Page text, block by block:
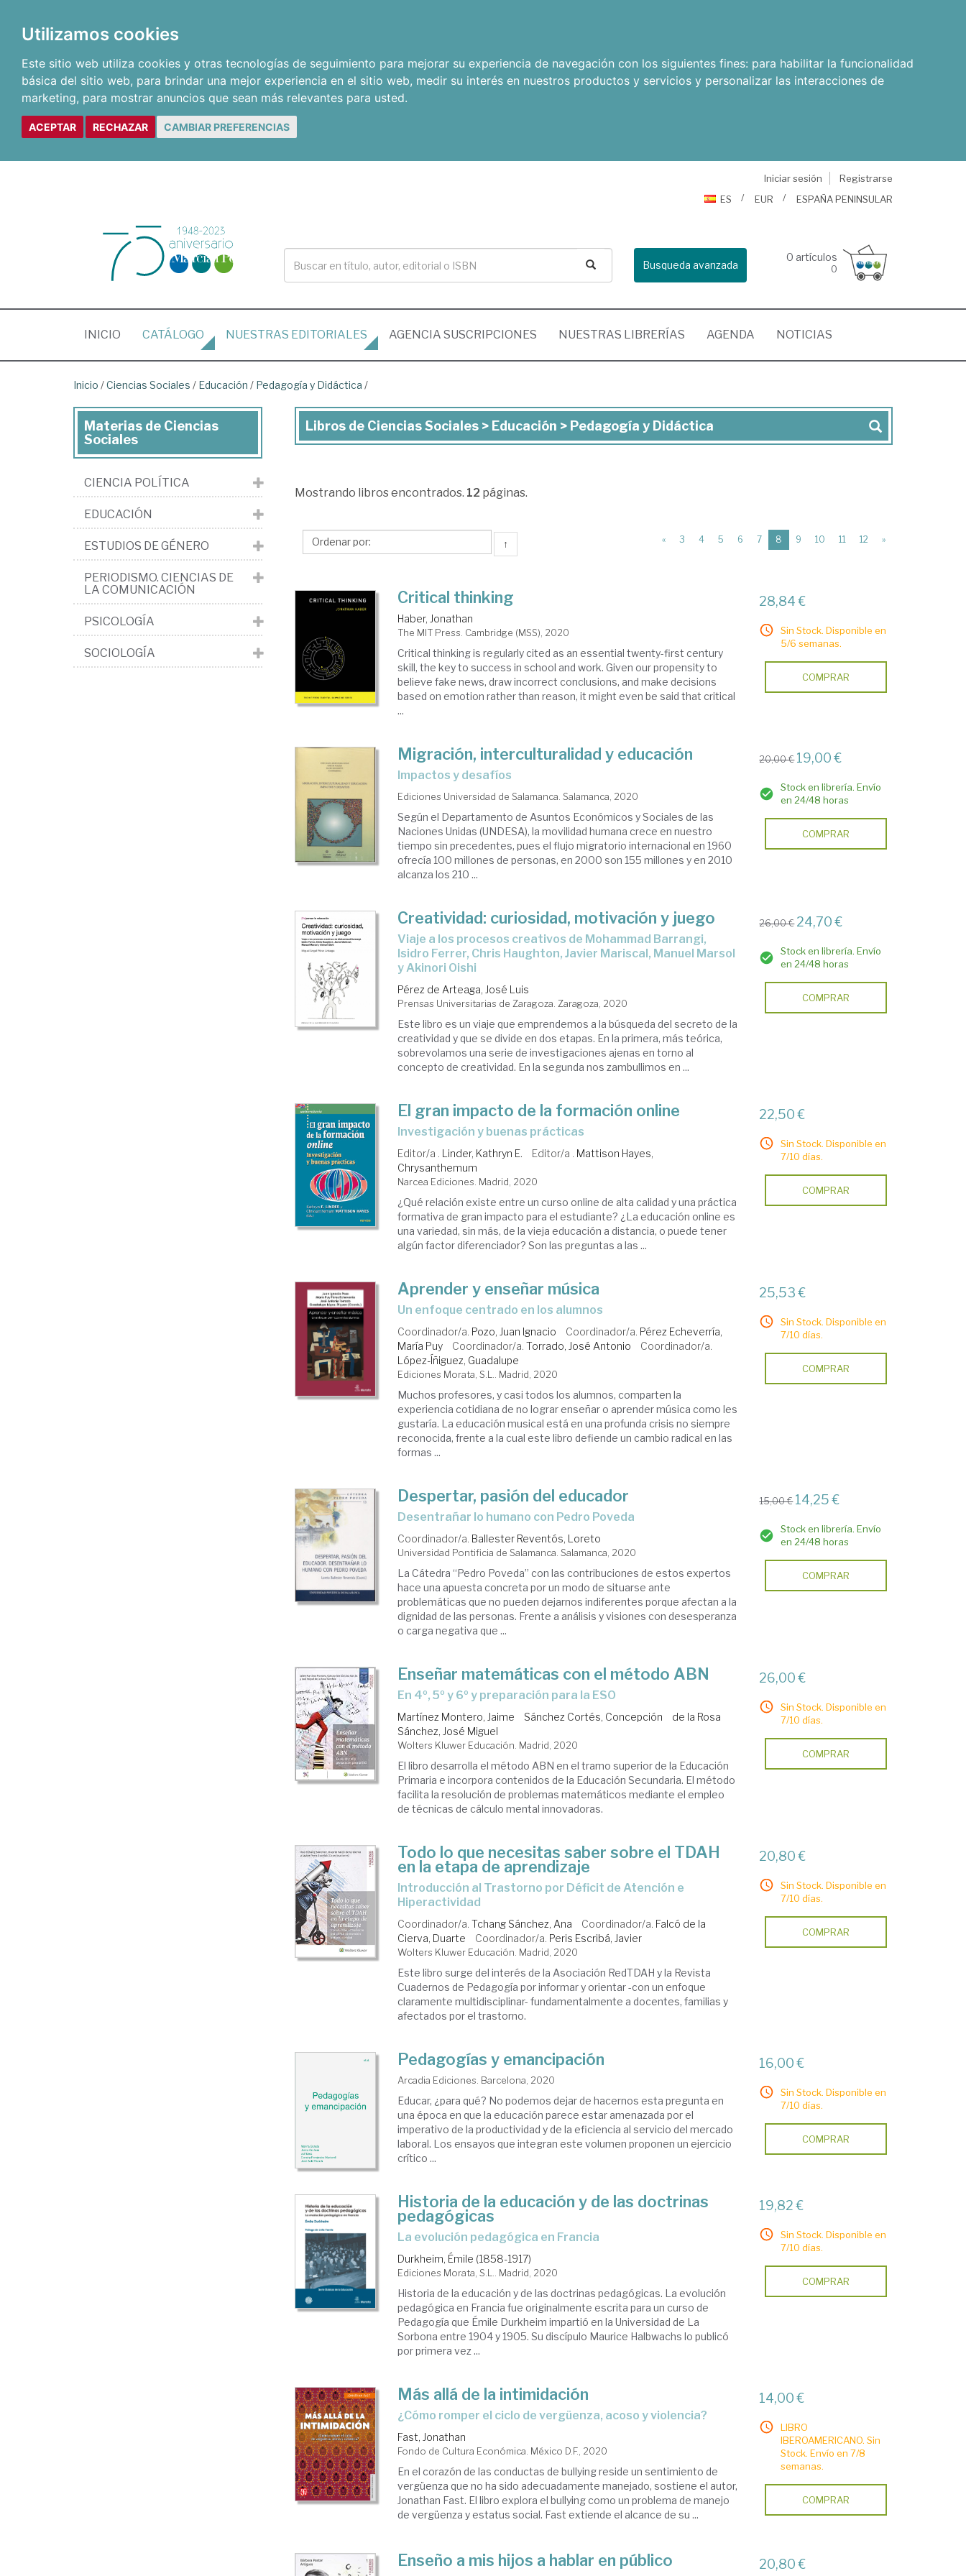
Utilizamos cookies
Este sitio web utiliza cookies y otras tecnologías de seguimiento para mejorar su experiencia de navegación con los siguientes fines: para habilitar la funcionalidad
básica del sitio web, para brindar una mejor experiencia en el sitio web, medir su interés en nuestros productos y servicios y personalizar las interacciones de
marketing, para mostrar anuncios que sean más relevantes para usted.
ACEPTAR RECHAZAR CAMBIAR PREFERENCIAS
Iniciar sesión
Registrarse
ES
EUR ESPAÑA PENINSULAR
Busqueda avanzada
0 artículos
0
INICIO (CURRENT)
CATÁLOGO NUESTRAS EDITORIALES AGENCIA SUSCRIPCIONES NUESTRAS LIBRERÍAS AGENDA NOTICIAS
Inicio /Ciencias Sociales / Educación / Pedagogía y Didáctica /
Libros
Sociales
Educación
Pedagogía
Didáctica
Libros de Ciencias Sociales > Educación > Pedagogía y Didáctica
Mostrando libros encontrados. 12 páginas.
↑ « 3 4 5 6 7 8 (current)
9 10 11 12 »
Critical thinking
Haber, Jonathan
The MIT Press. Cambridge (MSS), 2020
Critical thinking is regularly cited as an essential twenty-first century
skill, the key to success in school and work. Given our propensity to
believe fake news, draw incorrect conclusions, and make decisions
based on emotion rather than reason, it might even be said that critical
...
28,84 €
Sin Stock. Disponible en
5/6 semanas.
COMPRAR
Migración, interculturalidad y educación
impactos y desafíos
Ediciones Universidad de Salamanca. Salamanca, 2020
Según el Departamento de Asuntos Económicos y Sociales de las
Naciones Unidas (UNDESA), la movilidad humana crece en nuestro
tiempo sin precedentes, pues el flujo migratorio internacional en 1960
ofrecía 100 millones de personas, en 2000 son 155 millones y en 2010
alcanza los 210 ...
20,00 € 19,00 €
Stock en librería. Envío
en 24/48 horas
COMPRAR
Creatividad: curiosidad, motivación y juego
Viaje a los procesos creativos de Mohammad Barrangi,
Isidro Ferrer, Chris Haughton, Javier Mariscal, Manuel Marsol
y Akinori Oishi
Pérez de Arteaga, José Luis
Prensas Universitarias de Zaragoza. Zaragoza, 2020
Este libro es un viaje que emprendemos a la búsqueda del secreto de la
creatividad y que se divide en dos etapas. En la primera, más teórica,
sobrevolamos una serie de investigaciones ajenas en torno al
concepto de creatividad. En la segunda nos zambullimos en ...
26,00 € 24,70 €
Stock en librería. Envío
en 24/48 horas
COMPRAR
El gran impacto de la formación online
Investigación y buenas prácticas
Editor/a . Linder, Kathryn E. Editor/a . Mattison Hayes,
Chrysanthemum
Narcea Ediciones. Madrid, 2020
¿Qué relación existe entre un curso online de alta calidad y una práctica
formativa de gran impacto para el estudiante? ¿La educación online es
una variedad, sin más, de la vieja educación a distancia, o puede tener
algún factor diferenciador? Son las preguntas a las ...
22,50 €
Sin Stock. Disponible en
7/10 días.
COMPRAR
Aprender y enseñar música
Un enfoque centrado en los alumnos
Coordinador/a. Pozo, Juan Ignacio Coordinador/a. Pérez Echeverría,
María Puy
Coordinador/a.Torrado, José Antonio
Coordinador/a.
López-Íñiguez, Guadalupe
Ediciones Morata, S.L.. Madrid, 2020
Muchos profesores, y casi todos los alumnos, comparten la
experiencia cotidiana de no lograr enseñar o aprender música como les
gustaría. La educación musical está en una profunda crisis no siempre
reconocida, frente a la cual este libro defiende un cambio radical en las
formas ...
25,53 €
Sin Stock. Disponible en
7/10 días.
COMPRAR
Despertar, pasión del educador
desentrañar lo humano con Pedro Poveda
Coordinador/a. Ballester Reventós, Loreto
Universidad Pontificia de Salamanca. Salamanca, 2020
La Cátedra “Pedro Poveda” con las contribuciones de estos expertos
hace una apuesta concreta por un modo de situarse ante
problemáticas que no pueden dejarnos indiferentes porque afectan a la
dignidad de las personas. Frente a análisis y visiones con desesperanza
o carga negativa que ...
15,00 € 14,25 €
Stock en librería. Envío
en 24/48 horas
COMPRAR
Enseñar matemáticas con el método ABN
en 4º, 5º y 6º y preparación para la ESO
Martínez Montero, Jaime Sánchez Cortés, Concepción
de la Rosa
Sánchez, José Miguel
Wolters Kluwer Educación. Madrid, 2020
El libro desarrolla el método ABN en el tramo superior de la Educación
Primaria e incorpora contenidos de la Educación Secundaria. El método
facilita la resolución de problemas matemáticos mediante el empleo
de técnicas de cálculo mental innovadoras.
26,00 €
Sin Stock. Disponible en
7/10 días.
COMPRAR
Todo lo que necesitas saber sobre el TDAH
en la etapa de aprendizaje
introducción al Trastorno por Déficit de Atención e
Hiperactividad
Coordinador/a.Tchang Sánchez, Ana Coordinador/a. Falcó de la
Cierva, Duarte
Coordinador/a. Peris Escribá, Javier
Wolters Kluwer Educación. Madrid, 2020
Este libro surge del interés de la Asociación RedTDAH y la Revista
Cuadernos de Pedagogía por informar y orientar -con un enfoque
claramente multidisciplinar- fundamentalmente a docentes, familias y
afectados por el trastorno.
20,80 €
Sin Stock. Disponible en
7/10 días.
COMPRAR
Pedagogías y emancipación
Arcadia Ediciones. Barcelona, 2020
Educar, ¿para qué? No podemos dejar de hacernos esta pregunta en
una época en que la educación parece estar amenazada por el
imperativo de la productividad y de la eficiencia al servicio del mercado
laboral. Los ensayos que integran este volumen proponen un ejercicio
crítico ...
16,00 €
Sin Stock. Disponible en
7/10 días.
COMPRAR
Historia de la educación y de las doctrinas
pedagógicas
La evolución pedagógica en Francia
Durkheim, Émile (1858-1917)
Ediciones Morata, S.L.. Madrid, 2020
Historia de la educación y de las doctrinas pedagógicas. La evolución
pedagógica en Francia fue originalmente escrita para un curso de
Pedagogía que Émile Durkheim impartió en la Universidad de La
Sorbona entre 1904 y 1905. Su discípulo Maurice Halbwachs lo publicó
por primera vez ...
19,82 €
Sin Stock. Disponible en
7/10 días.
COMPRAR
Más allá de la intimidación
¿Cómo romper el ciclo de vergüenza, acoso y violencia?
Fast, Jonathan
Fondo de Cultura Económica. México D.F., 2020
En el corazón de las conductas de bullying reside un sentimiento de
vergüenza que no ha sido adecuadamente manejado, sostiene el autor,
Jonathan Fast. El libro explora el bullying como un problema de manejo
de vergüenza y estatus social. Fast extiende el alcance de su ...
14,00 €
LIBRO
IBEROAMERICANO. Sin
Stock. Envío en 7/8
semanas.
COMPRAR
Enseño a mis hijos a hablar en público 20,80 €
Materias de Ciencias
Sociales
CIENCIA POLÍTICA
EDUCACIÓN
ESTUDIOS DE GÉNERO
PERIODISMO. CIENCIAS DE
LA COMUNICACIÓN
PSICOLOGÍA
SOCIOLOGÍA